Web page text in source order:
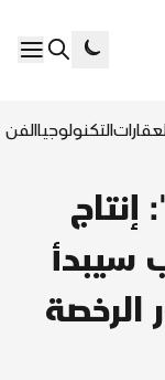
التكنولوجياالفن
إنتاج
سيبدأ